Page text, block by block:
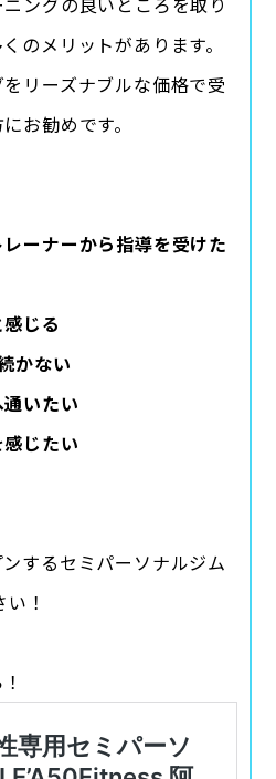
のメリットがあります。
リーズナブルな価格で受
お勧めです。
ーナーから指導を受けた
じる
かない
いたい
じたい
するセミパーソナルジム
！